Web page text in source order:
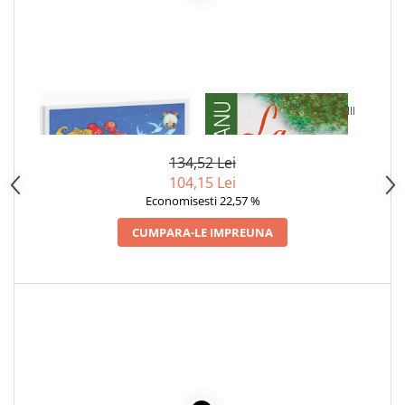
Instrumente de scris
Organizare si Arhivare
Articole scolare
Caiete si Carnetele scolare
1 x POVESTI DIN CASUTA
BOBULUI DE GRAU
1 x LA MEDELENI - VOL. I-III
134,52 Lei
104,15 Lei
Economisesti 22,57 %
CUMPARA-LE IMPREUNA